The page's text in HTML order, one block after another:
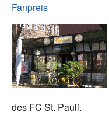
Fanpreis
des FC St. Pauli.